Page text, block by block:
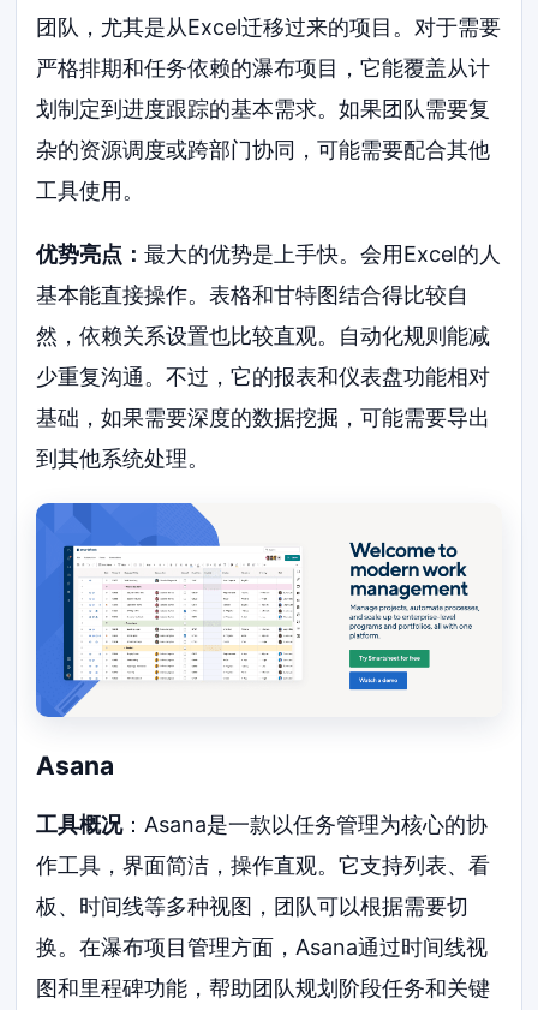
团队，尤其是从Excel迁移过来的项目。对于需要
严格排期和任务依赖的瀑布项目，它能覆盖从计
划制定到进度跟踪的基本需求。如果团队需要复
杂的资源调度或跨部门协同，可能需要配合其他
工具使用。
优势亮点：最大的优势是上手快。会用Excel的人
基本能直接操作。表格和甘特图结合得比较自
然，依赖关系设置也比较直观。自动化规则能减
少重复沟通。不过，它的报表和仪表盘功能相对
基础，如果需要深度的数据挖掘，可能需要导出
到其他系统处理。
Asana
工具概况：Asana是一款以任务管理为核心的协
作工具，界面简洁，操作直观。它支持列表、看
板、时间线等多种视图，团队可以根据需要切
换。在瀑布项目管理方面，Asana通过时间线视
图和里程碑功能，帮助团队规划阶段任务和关键